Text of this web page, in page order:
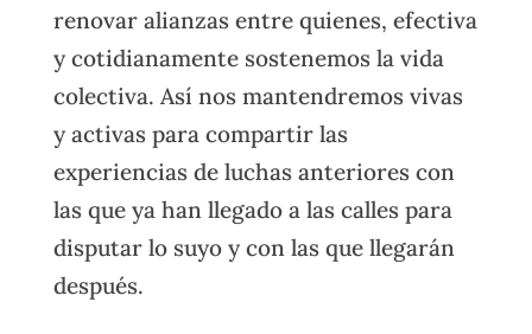
renovar alianzas entre quienes, efectiva
y cotidianamente sostenemos la vida
colectiva. Así nos mantendremos vivas
y activas para compartir las
experiencias de luchas anteriores con
las que ya han llegado a las calles para
disputar lo suyo y con las que llegarán
después.